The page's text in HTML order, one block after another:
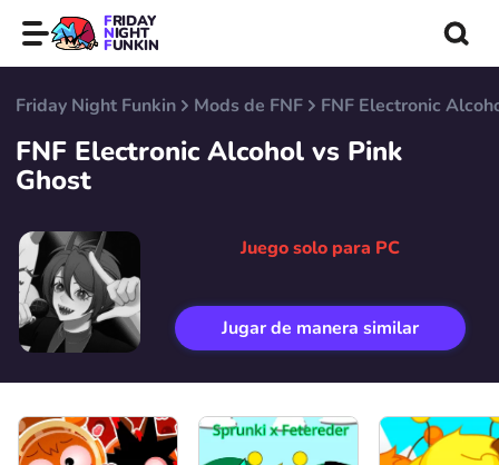
FRIDAY
NIGHT
FUNKIN
Friday Night Funkin Mods de FNF FNF Electronic
FNF Electronic Alcohol vs Pink
Ghost
Juego solo para PC
Jugar de manera similar